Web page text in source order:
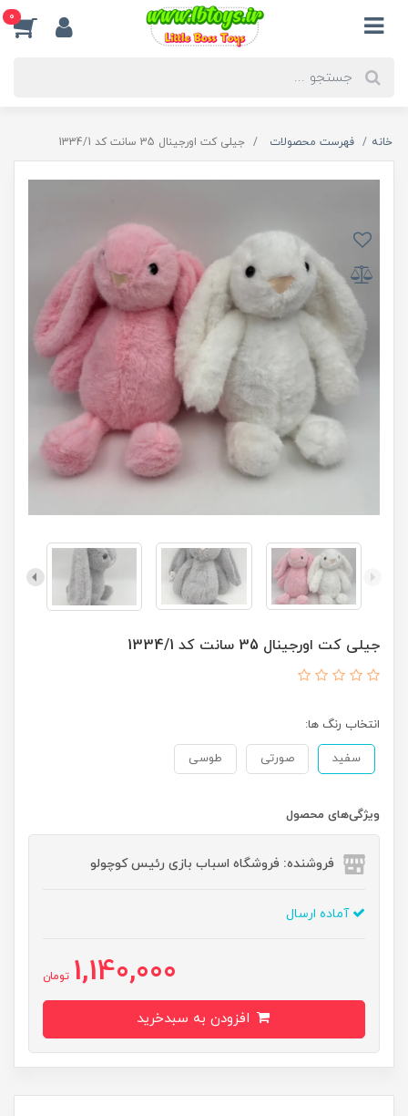
0
خانه فهرست محصولات جيلی کت اورجینال 35 سانت کد 1334/1
جيلی کت اورجینال 35 سانت کد 1334/1
انتخاب رنگ ها:
سفید صورتی طوسی
ویژگی‌های محصول
فروشنده: فروشگاه اسباب بازی رئیس کوچولو
آماده ارسال
1,140,000 تومان